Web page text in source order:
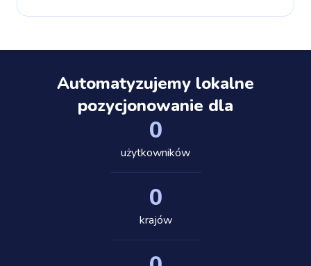
Automatyzujemy lokalne
pozycjonowanie dla
0
użytkowników
0
krajów